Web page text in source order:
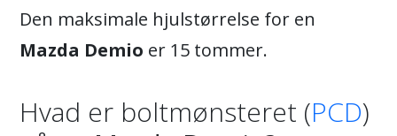
Den maksimale hjulstørrelse for en
Mazda Demio er 15 tommer.
Hvad er boltmønsteret (PCD)